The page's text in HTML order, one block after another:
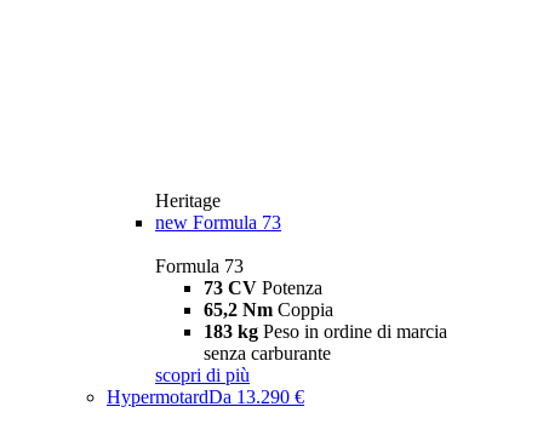
Heritage
new Formula 73
Formula 73
73 CV Potenza
65,2 Nm Coppia
183 kg Peso in ordine di marcia
senza carburante
scopri di più
HypermotardDa 13.290 €